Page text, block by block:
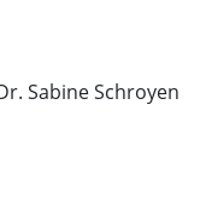
Sabine Schroyen